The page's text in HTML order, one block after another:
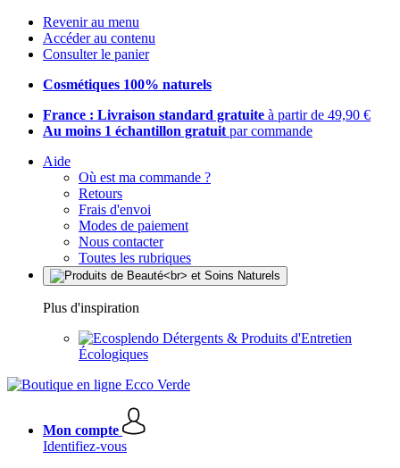
Revenir au menu
Accéder au contenu
Consulter le panier
Cosmétiques 100% naturels
France : Livraison standard gratuite à partir de 49,90 €
Au moins 1 échantillon gratuit par commande
Aide
Où est ma commande ?
Retours
Frais d'envoi
Modes de paiement
Nous contacter
Toutes les rubriques
Plus d'inspiration
Détergents & Produits d'Entretien
Écologiques
Mon compte
Identifiez-vous